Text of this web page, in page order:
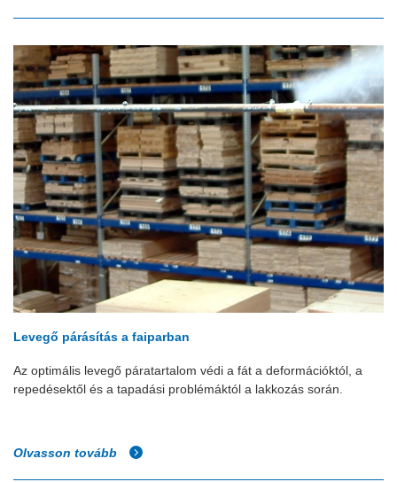
Levegő párásítás a faiparban
Az optimális levegő páratartalom védi a fát a deformációktól, a
repedésektől és a tapadási problémáktól a lakkozás során.
Olvasson tovább